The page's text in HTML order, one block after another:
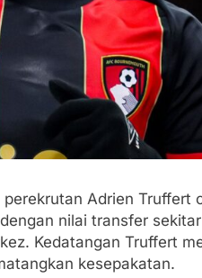
Adrien Truffert
nilai transfer
Kedatangan Truffert
kesepakatan.